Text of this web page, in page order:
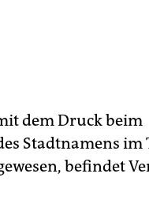
dem Druck beim
Stadtnamens im
befindet